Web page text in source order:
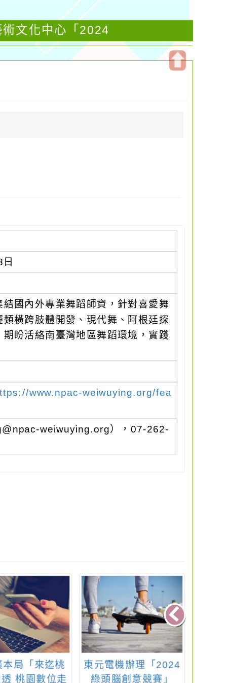
文化中心「2024
國內外專業舞蹈師資，針對喜愛舞
橫跨肢體開發、現代舞、阿根廷探
盼活絡南臺灣地區舞蹈環境，實踐
www.npac-weiwuying.org/fea
weiwuying.org），07-262-
本局「來迄桃
透 桃園數位走
東元電機辦理「2024
綠頭腦創意競賽」